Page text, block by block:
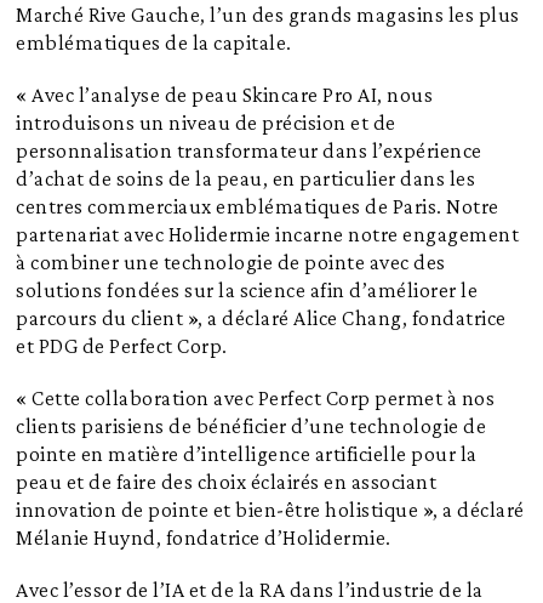
Marché Rive Gauche, l’un des grands magasins les plus
emblématiques de la capitale.
« Avec l’analyse de peau Skincare Pro AI, nous
introduisons un niveau de précision et de
personnalisation transformateur dans l’expérience
d’achat de soins de la peau, en particulier dans les
centres commerciaux emblématiques de Paris. Notre
partenariat avec Holidermie incarne notre engagement
à combiner une technologie de pointe avec des
solutions fondées sur la science afin d’améliorer le
parcours du client », a déclaré Alice Chang, fondatrice
et PDG de Perfect Corp.
« Cette collaboration avec Perfect Corp permet à nos
clients parisiens de bénéficier d’une technologie de
pointe en matière d’intelligence artificielle pour la
peau et de faire des choix éclairés en associant
innovation de pointe et bien-être holistique », a déclaré
Mélanie Huynd, fondatrice d’Holidermie.
Avec l’essor de l’IA et de la RA dans l’industrie de la